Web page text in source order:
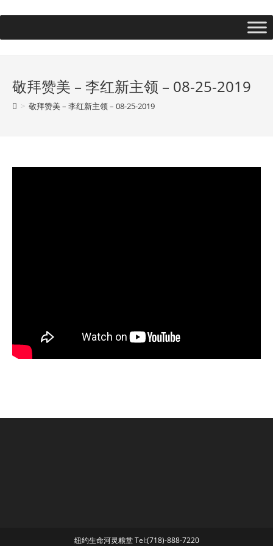
敬拜赞美 – 李红新主领 – 08-25-2019
> 敬拜赞美 – 李红新主领 – 08-25-2019
纽约生命河灵粮堂 Tel:(718)-888-7220